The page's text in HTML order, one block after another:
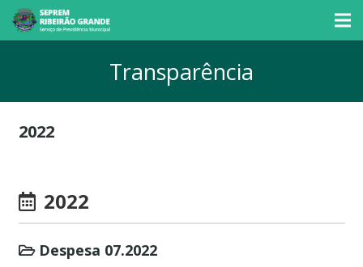
Transparência
2022
2022
Despesa 07.2022